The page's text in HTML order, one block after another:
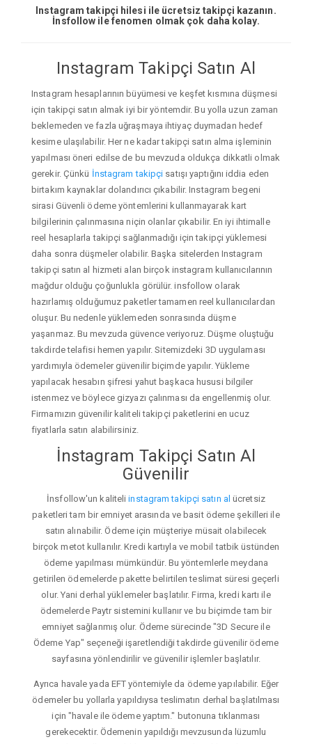
Instagram takipçi hilesi ile ücretsiz takipçi kazanın.
İnsfollow ile fenomen olmak çok daha kolay.
Instagram Takipçi Satın Al
Instagram hesaplarının büyümesi ve keşfet kısmına düşmesi
için takipçi satın almak iyi bir yöntemdir. Bu yolla uzun zaman
beklemeden ve fazla uğraşmaya ihtiyaç duymadan hedef
kesime ulaşılabilir. Her ne kadar takipçi satın alma işleminin
yapılması öneri edilse de bu mevzuda oldukça dikkatli olmak
gerekir. Çünkü İnstagram takipçi satışı yaptığını iddia eden
birtakım kaynaklar dolandırıcı çıkabilir. Instagram begeni
sirasi Güvenli ödeme yöntemlerini kullanmayarak kart
bilgilerinin çalınmasına niçin olanlar çıkabilir. En iyi ihtimalle
reel hesaplarla takipçi sağlanmadığı için takipçi yüklemesi
daha sonra düşmeler olabilir. Başka sitelerden Instagram
takipçi satın al hizmeti alan birçok instagram kullanıcılarının
mağdur olduğu çoğunlukla görülür. insfollow olarak
hazırlamış olduğumuz paketler tamamen reel kullanıcılardan
oluşur. Bu nedenle yüklemeden sonrasında düşme
yaşanmaz. Bu mevzuda güvence veriyoruz. Düşme oluştuğu
takdirde telafisi hemen yapılır. Sitemizdeki 3D uygulaması
yardımıyla ödemeler güvenilir biçimde yapılır. Yükleme
yapılacak hesabın şifresi yahut başkaca hususi bilgiler
istenmez ve böylece gizyazı çalınması da engellenmiş olur.
Firmamızın güvenilir kaliteli takipçi paketlerini en ucuz
fiyatlarla satın alabilirsiniz.
İnstagram Takipçi Satın Al
Güvenilir
İnsfollow'un kaliteliinstagram takipçi satın al ücretsiz
paketleri tam bir emniyet arasında ve basit ödeme şekilleri ile
satın alınabilir. Ödeme için müşteriye müsait olabilecek
birçok metot kullanılır. Kredi kartıyla ve mobil tatbik üstünden
ödeme yapılması mümkündür. Bu yöntemlerle meydana
getirilen ödemelerde pakette belirtilen teslimat süresi geçerli
olur. Yani derhal yüklemeler başlatılır. Firma, kredi kartı ile
ödemelerde Paytr sistemini kullanır ve bu biçimde tam bir
emniyet sağlanmış olur. Ödeme sürecinde "3D Secure ile
Ödeme Yap" seçeneği işaretlendiği takdirde güvenilir ödeme
sayfasına yönlendirilir ve güvenilir işlemler başlatılır.
Ayrıca havale yada EFT yöntemiyle da ödeme yapılabilir. Eğer
ödemeler bu yollarla yapıldıysa teslimatın derhal başlatılması
için "havale ile ödeme yaptım." butonuna tıklanması
gerekecektir. Ödemenin yapıldığı mevzusunda lüzumlu